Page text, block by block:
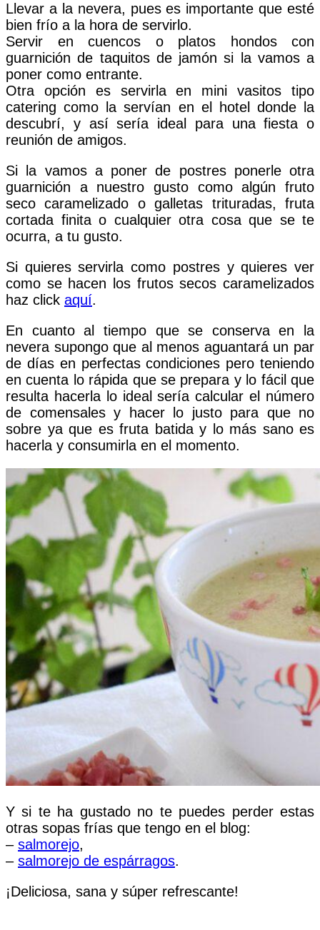
Llevar a la nevera, pues es importante que esté
bien frío a la hora de servirlo.
Servir en cuencos o platos hondos con
guarnición de taquitos de jamón si la vamos a
poner como entrante.
Otra opción es servirla en mini vasitos tipo
catering como la servían en el hotel donde la
descubrí, y así sería ideal para una fiesta o
reunión de amigos.
Si la vamos a poner de postres ponerle otra
guarnición a nuestro gusto como algún fruto
seco caramelizado o galletas trituradas, fruta
cortada finita o cualquier otra cosa que se te
ocurra, a tu gusto.
Si quieres servirla como postres y quieres ver
como se hacen los frutos secos caramelizados
haz click aquí.
En cuanto al tiempo que se conserva en la
nevera supongo que al menos aguantará un par
de días en perfectas condiciones pero teniendo
en cuenta lo rápida que se prepara y lo fácil que
resulta hacerla lo ideal sería calcular el número
de comensales y hacer lo justo para que no
sobre ya que es fruta batida y lo más sano es
hacerla y consumirla en el momento.
Y si te ha gustado no te puedes perder estas
otras sopas frías que tengo en el blog:
– salmorejo,
– salmorejo de espárragos.
¡Deliciosa, sana y súper refrescante!